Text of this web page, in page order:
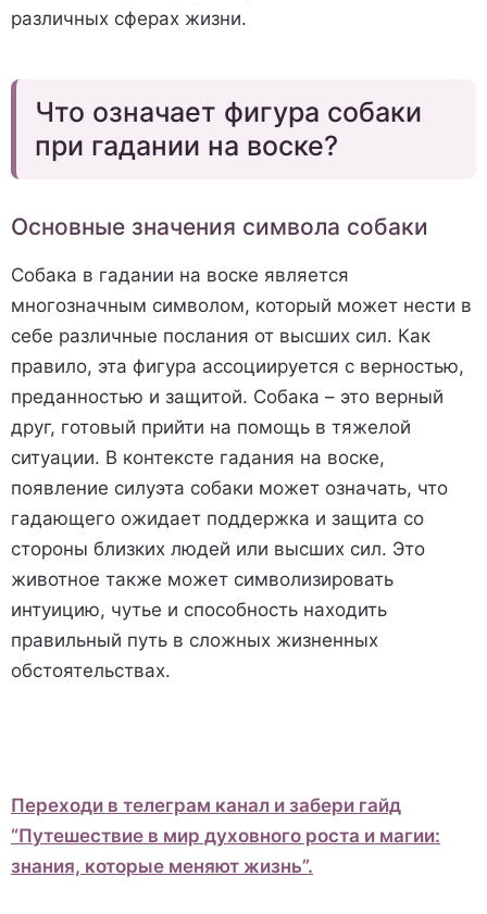
различных сферах жизни.
Что означает фигура собаки
при гадании на воске?
Основные значения символа собаки
Собака в гадании на воске является
многозначным символом, который может нести в
себе различные послания от высших сил. Как
правило, эта фигура ассоциируется с верностью,
преданностью и защитой. Собака – это верный
друг, готовый прийти на помощь в тяжелой
ситуации. В контексте гадания на воске,
появление силуэта собаки может означать, что
гадающего ожидает поддержка и защита со
стороны близких людей или высших сил. Это
животное также может символизировать
интуицию, чутье и способность находить
правильный путь в сложных жизненных
обстоятельствах.
Переходи в телеграм канал и забери гайд
“Путешествие в мир духовного роста и магии:
знания, которые меняют жизнь”.